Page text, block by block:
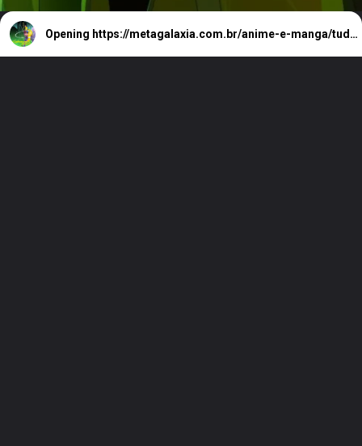
Opening https://metagalaxia.com.br/anime-e-manga/tudo-sobre-cyberpunk-mercenarios-da-netflix/